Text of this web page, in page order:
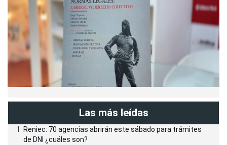
Las más leídas
Reniec: 70 agencias abrirán este sábado para trámites
de DNI ¿cuáles son?